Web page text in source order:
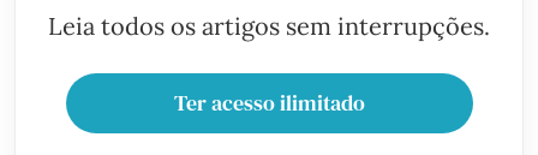
Leia todos os artigos sem interrupções.
Ter acesso ilimitado